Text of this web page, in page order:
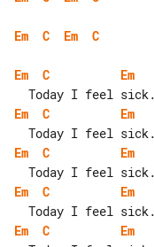
Em C Em C
Em C Em
Em
C Em
Em
C Em
Em
C Em
Em
C Em